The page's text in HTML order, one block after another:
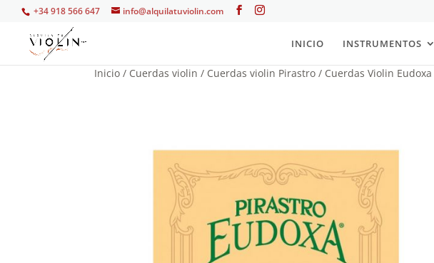
+34 918 566 647 info@alquilatuviolin.com
INICIO INSTRUMENTOS
Inicio / Cuerdas violin / Cuerdas violin Pirastro / Cuerdas Violin Eudoxa